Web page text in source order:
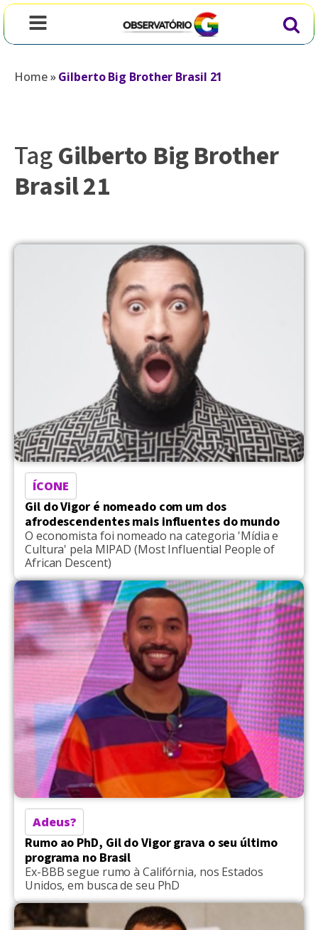
Home»Gilberto Big Brother Brasil 21
TagGilberto Big Brother
Brasil 21
ÍCONE
Gil do Vigor é nomeado com um dos
afrodescendentes mais influentes do mundo
O economista foi nomeado na categoria 'Mídia e
Cultura' pela MIPAD (Most Influential People of
African Descent)
Adeus?
Rumo ao PhD, Gil do Vigor grava o seu último
programa no Brasil
Ex-BBB segue rumo à Califórnia, nos Estados
Unidos, em busca de seu PhD